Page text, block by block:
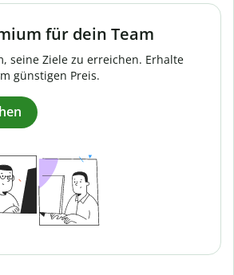
für dein Team
seine Ziele zu erreichen. Erhalte
günstigen Preis.